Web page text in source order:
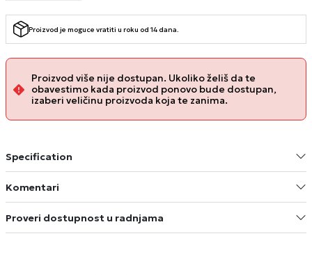
Proizvod je moguce vratiti u roku od 14 dana.
Proizvod više nije dostupan. Ukoliko želiš da te
obavestimo kada proizvod ponovo bude dostupan,
izaberi veličinu proizvoda koja te zanima.
Specification
Komentari
Proveri dostupnost u radnjama